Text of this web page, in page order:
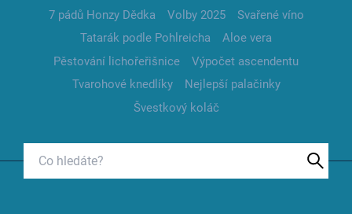
7 pádů Honzy Dědka
Volby 2025
Svařené víno
Tatarák podle Pohlreicha
Aloe vera
Pěstování lichořeřišnice
Výpočet ascendentu
Tvarohové knedlíky
Nejlepší palačinky
Švestkový koláč